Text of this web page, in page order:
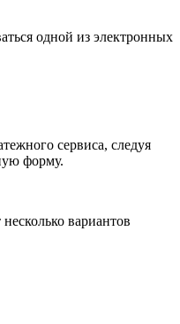
одной из электронных
сервиса, следуя
форму.
вариантов